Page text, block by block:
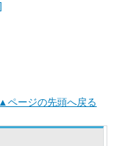
▲ページの先頭へ戻る